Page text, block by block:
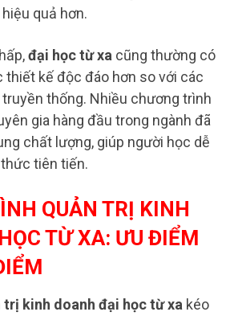
quả hơn.
đại học từ xa cũng thường có
thiết kế độc đáo hơn so với các
thống. Nhiều chương trình
gia hàng đầu trong ngành đã
chất lượng, giúp người học dễ
tiên tiến.
QUẢN TRỊ KINH
TỪ XA: ƯU ĐIỂM
trị kinh doanh đại học từ xa kéo